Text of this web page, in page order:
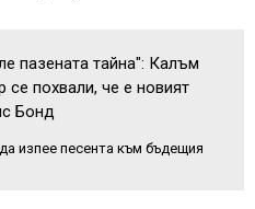
пазената тайна": Калъм
се похвали, че е новият
Бонд
изпее песента към бъдещия